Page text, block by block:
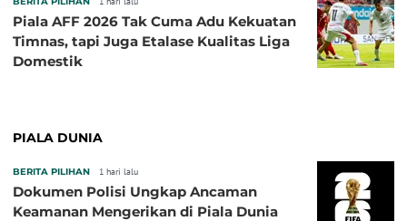
Piala AFF 2026 Tak Cuma Adu Kekuatan
Timnas, tapi Juga Etalase Kualitas Liga
Domestik
PIALA DUNIA
BERITA PILIHAN 1 hari lalu
Dokumen Polisi Ungkap Ancaman
Keamanan Mengerikan di Piala Dunia